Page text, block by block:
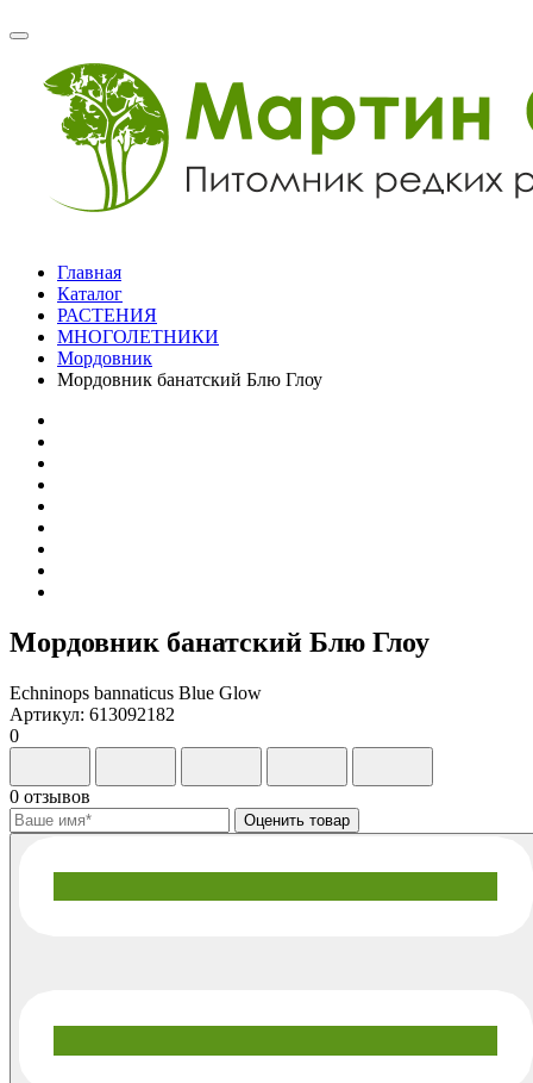
Главная
Каталог
РАСТЕНИЯ
МНОГОЛЕТНИКИ
Мордовник
Мордовник банатский Блю Глоу
Мордовник банатский Блю Глоу
Echninops bannaticus Blue Glow
Артикул: 613092182
0
0 отзывов